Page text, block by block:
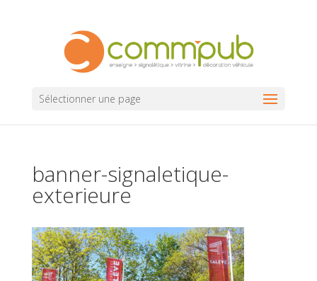
Sélectionner une page
banner-signaletique-
exterieure